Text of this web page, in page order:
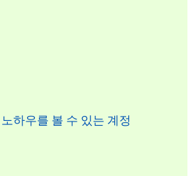
하우를 볼 수 있는 계정